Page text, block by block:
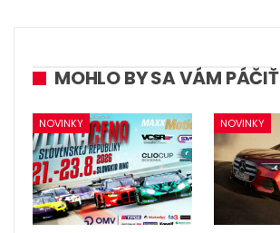
MOHLO BY SA VÁM PÁČIŤ
NOVINKY NOVINKY